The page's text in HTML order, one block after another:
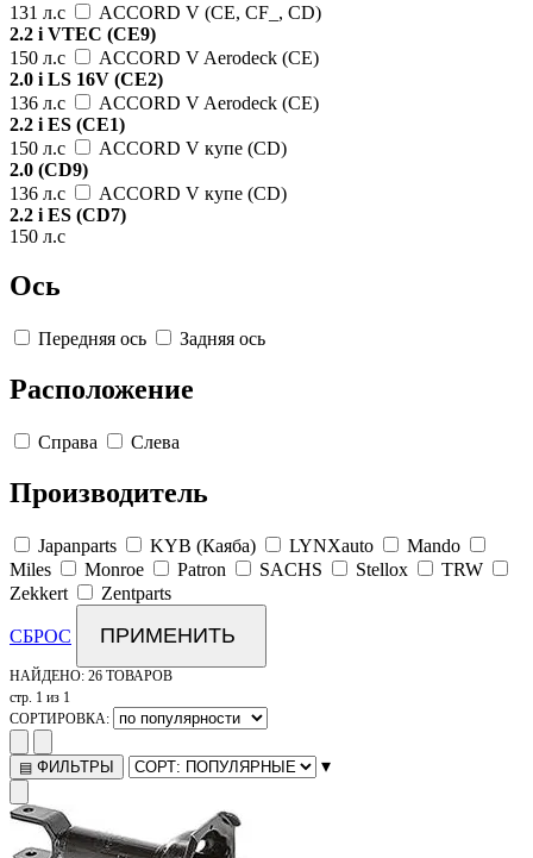
131 л.с
ACCORD V (CE, CF_, CD)
2.2 i VTEC (CE9)
150 л.с
ACCORD V Aerodeck (CE)
2.0 i LS 16V (CE2)
136 л.с
ACCORD V Aerodeck (CE)
2.2 i ES (CE1)
150 л.с
ACCORD V купе (CD)
2.0 (CD9)
136 л.с
ACCORD V купе (CD)
2.2 i ES (CD7)
150 л.с
Ось
Передняя ось Задняя ось
Расположение
Справа Слева
Производитель
Japanparts KYB (Каяба) LYNXauto
Mando
Miles
Monroe Patron SACHS Stellox
TRW
Zekkert
Zentparts
СБРОС ПРИМЕНИТЬ
НАЙДЕНО: 26 ТОВАРОВ
стр. 1 из 1
СОРТИРОВКА:
▤ ФИЛЬТРЫ ▾